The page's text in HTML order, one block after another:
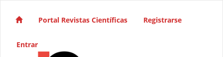
Navegación principal
Barra lateral
Portal Revistas Científicas Registrarse
Entrar